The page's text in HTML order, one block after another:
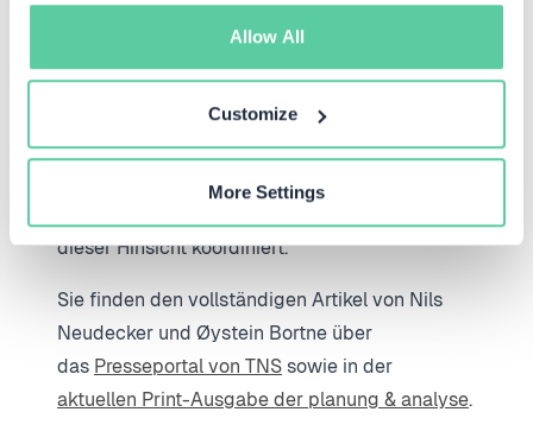
Allow All
Customize
More Settings
ihrer Marke und die Einstellungen ihrer
Kunden ständig messen, um zeitnah reagieren
zu können. Je mehr Informationen allseits
gesammelt werden, desto wichtiger werde der
effiziente Umgang mit ihnen. Die Autoren
empfehlen daher, einen Touchpoint Manager zu
dieser Hinsicht koordiniert.
Sie finden den vollständigen Artikel von Nils
Neudecker und Øystein Bortne über
das Presseportal von TNSsowie in der
aktuellen Print-Ausgabe der planung & analyse.